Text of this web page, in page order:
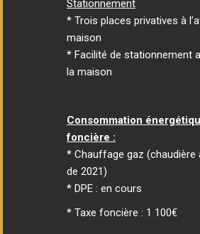
Stationnement
* Trois places privatives à
maison
* Facilité de stationnement
la maison
Consommation
foncière :
* Chauffage gaz (chaudière
de 2021)
* DPE : en cours
* Taxe foncière : 1 100€